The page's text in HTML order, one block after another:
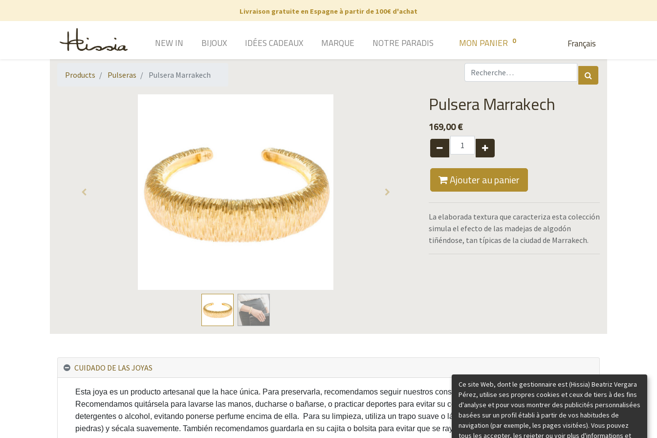
Livraison gratuite en Espagne à partir de 100€ d'achat
Français
NEW IN BIJOUX IDÉES CADEAUX MARQUE NOTRE PARADIS MON PANIER 0
Products Pulseras Pulsera Marrakech
Pulsera Marrakech
169,00€
Ajouter au panier
La elaborada textura que caracteriza esta colección
simula el efecto de las madejas de algodón
tiñéndose, tan típicas de la ciudad de Marrakech.
CUIDADO DE LAS JOYAS
Esta joya es un producto artesanal que la hace única. Para preservarla, recomendamos seguir nuestros consejos de uso y tratarla con delicadeza.
Recomendamos quitársela para lavarse las manos, ducharse o bañarse, o practicar deportes para evitar su contacto con agua, jabones o
detergentes o alcohol, evitando ponerse perfume encima de ella. Para su limpieza, utiliza un trapo suave o lávala con agua y jabón (si no tiene
piedras) y sécala suavemente. También recomendamos guardarla en su cajita o bolsita para evitar que se raye al contacto con otras joyas.
Ce site Web, dont le gestionnaire est (Hissia) Beatriz Vergara
Pérez, utilise ses propres cookies et ceux de tiers à des fins
d'analyse et pour vous montrer des publicités personnalisées
basées sur un profil établi à partir de vos habitudes de
navigation (par exemple, les pages visitées). Vous pouvez
tous les accepter, les rejeter ou voir plus d'informations et